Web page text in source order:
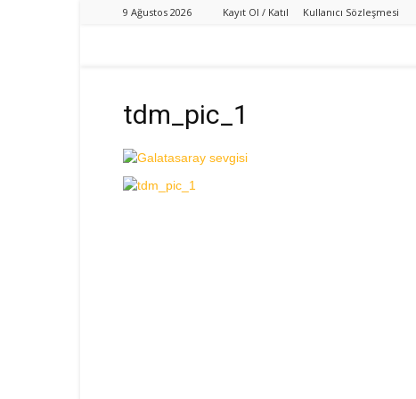
9 Ağustos 2026 Kayıt Ol / Katıl Kullanıcı Sözleşmesi
tdm_pic_1